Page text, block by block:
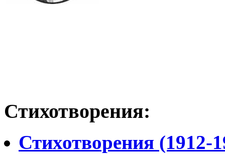
Стихотворения:
Стихотворения (1912-